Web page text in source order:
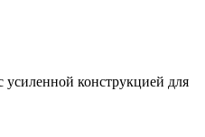
конструкцией для